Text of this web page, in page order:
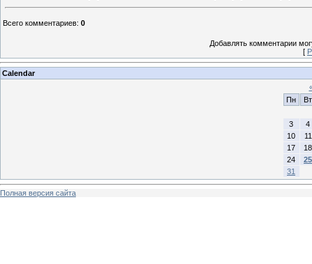
Всего комментариев: 0
Добавлять комментарии
[
Calendar
Пн
Вт
3
4
10
11
17
18
24
25
31
Полная версия сайта